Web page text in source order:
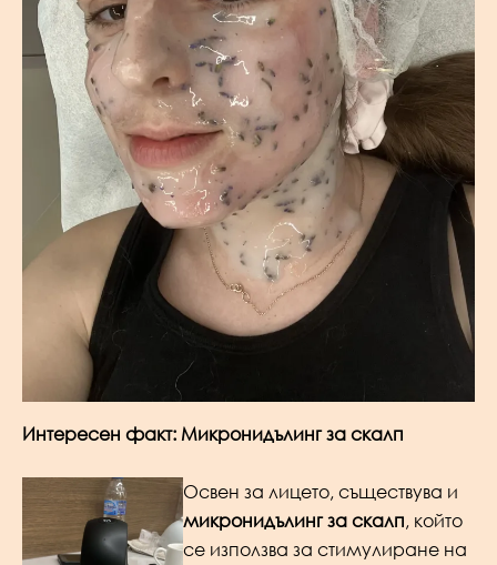
Интересен факт: Микронидълинг за скалп
Освен за лицето, съществува и
микронидълинг за скалп, който
се използва за стимулиране на